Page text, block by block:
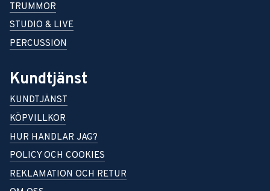
TRUMMOR
STUDIO & LIVE
PERCUSSION
Kundtjänst
KUNDTJÄNST
KÖPVILLKOR
HUR HANDLAR JAG?
POLICY OCH COOKIES
REKLAMATION OCH RETUR